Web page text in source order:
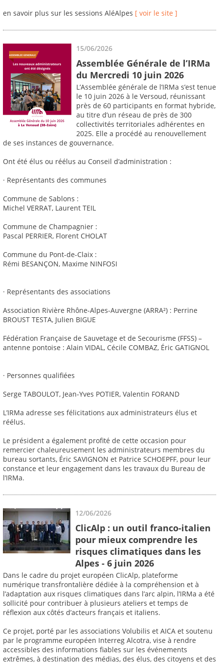
en savoir plus sur les sessions AléAlpes [ voir le site ]
15/06/2026
Assemblée Générale de l’IRMa
du Mercredi 10 juin 2026
L’Assemblée générale de l’IRMa s’est tenue
le 10 juin 2026 à le Versoud, réunissant
près de 60 participants en format hybride,
au titre d’un réseau de près de 300
collectivités territoriales adhérentes en
2025. Elle a procédé au renouvellement
de ses instances de gouvernance.
Ont été élus ou réélus au Conseil d’administration :
· Représentants des communes
Commune de Sablons :
Michel VERRAT, Laurent TEIL
Commune de Champagnier :
Pascal PERRIER, Florent CHOLAT
Commune du Pont-de-Claix :
Rémi BESANÇON, Maxime NINFOSI
· Représentants des associations
Association Rivière Rhône-Alpes-Auvergne (ARRA²) : Perrine
BROUST TESTA, Julien BIGUE
Fédération Française de Sauvetage et de Secourisme (FFSS) –
antenne pontoise : Alain VIDAL, Cécile COMBAZ, Éric GATIGNOL
· Personnes qualifiées
Serge TABOULOT, Jean-Yves POTIER, Valentin FORAND
L’IRMa adresse ses félicitations aux administrateurs élus et
réélus.
Le président a également profité de cette occasion pour
remercier chaleureusement les administrateurs membres du
bureau sortants, Éric SAVIGNON et Patrice SCHOEPFF, pour leur
constance et leur engagement dans les travaux du Bureau de
l’IRMa.
12/06/2026
ClicAlp : un outil franco-italien
pour mieux comprendre les
risques climatiques dans les
Alpes - 6 juin 2026
Dans le cadre du projet européen ClicAlp, plateforme
numérique transfrontalière dédiée à la compréhension et à
l’adaptation aux risques climatiques dans l’arc alpin, l’IRMa a été
sollicité pour contribuer à plusieurs ateliers et temps de
réflexion aux côtés d’acteurs français et italiens.
Ce projet, porté par les associations Volubilis et AICA et soutenu
par le programme européen Interreg Alcotra, vise à rendre
accessibles des informations fiables sur les événements
extrêmes, à destination des médias, des élus, des citoyens et des